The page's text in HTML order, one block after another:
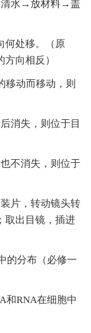
水→放材料→盖
处移。（原
向相反）
动而移动，则
消失，则位于目
不消失，则位于
片，转动镜头转
取出目镜，插进
分布（必修一
RNA在细胞中